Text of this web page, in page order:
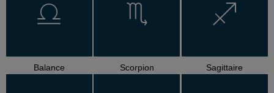
Balance Scorpion Sagittaire